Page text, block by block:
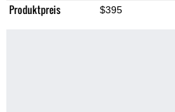
Produktpreis $395